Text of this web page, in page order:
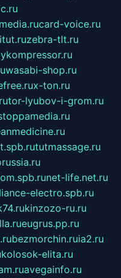
card-voice.ru
zebra-tlt.ru
wasabi-shop.ru
x-ton.ru
tor-lyubov-i-grom.ru
tutmassage.ru
net-life.net.ru
electro.spb.ru
kinzozo-ru.ru
eugrus.pp.ru
bezmorchin.ruia2.ru
kolosok-elita.ru
avegainfo.ru